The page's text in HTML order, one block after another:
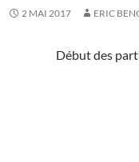
2 MAI 2017 ERIC
Début des